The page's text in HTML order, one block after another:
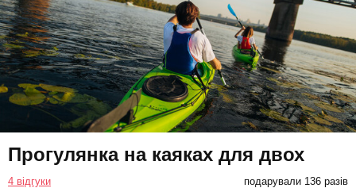
Прогулянка на каяках для двох
4 відгуки подарували 136 разів